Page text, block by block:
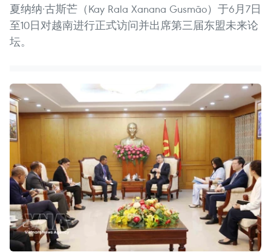
夏纳纳·古斯芒（Kay Rala Xanana Gusmão）于6月7日
至10日对越南进行正式访问并出席第三届东盟未来论
坛。